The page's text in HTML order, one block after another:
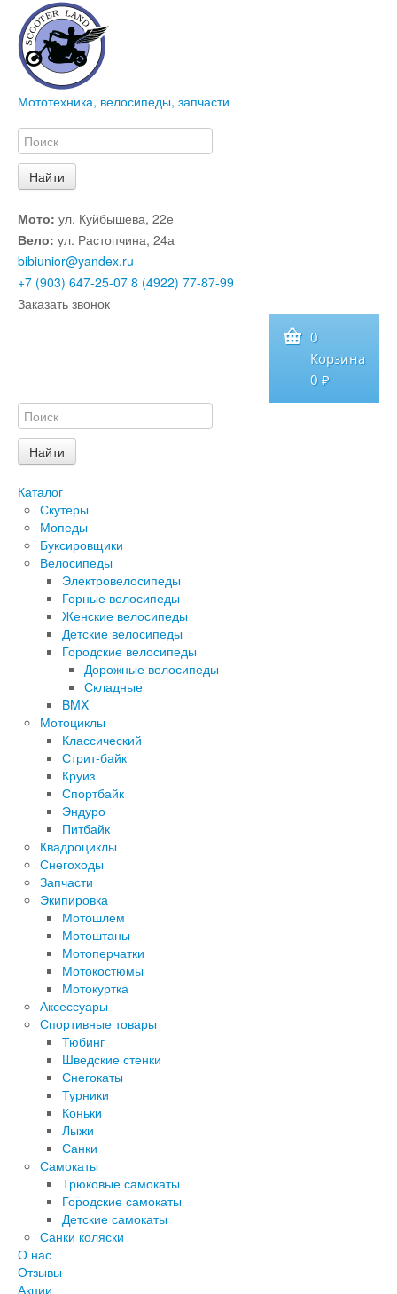
Мототехника, велосипеды, запчасти
Мото: ул. Куйбышева, 22е
Вело: ул. Растопчина, 24а
bibiunior@yandex.ru
+7 (903) 647-25-07 8 (4922) 77-87-99
Заказать звонок
0
Корзина
0 ₽
Каталог
Скутеры
Мопеды
Буксировщики
Велосипеды
Электровелосипеды
Горные велосипеды
Женские велосипеды
Детские велосипеды
Городские велосипеды
Дорожные велосипеды
Складные
BMX
Мотоциклы
Классический
Стрит-байк
Круиз
Спортбайк
Эндуро
Питбайк
Квадроциклы
Снегоходы
Запчасти
Экипировка
Мотошлем
Мотоштаны
Мотоперчатки
Мотокостюмы
Мотокуртка
Аксессуары
Спортивные товары
Тюбинг
Шведские стенки
Снегокаты
Турники
Коньки
Лыжи
Санки
Самокаты
Трюковые самокаты
Городские самокаты
Детские самокаты
Санки коляски
О нас
Отзывы
Акции